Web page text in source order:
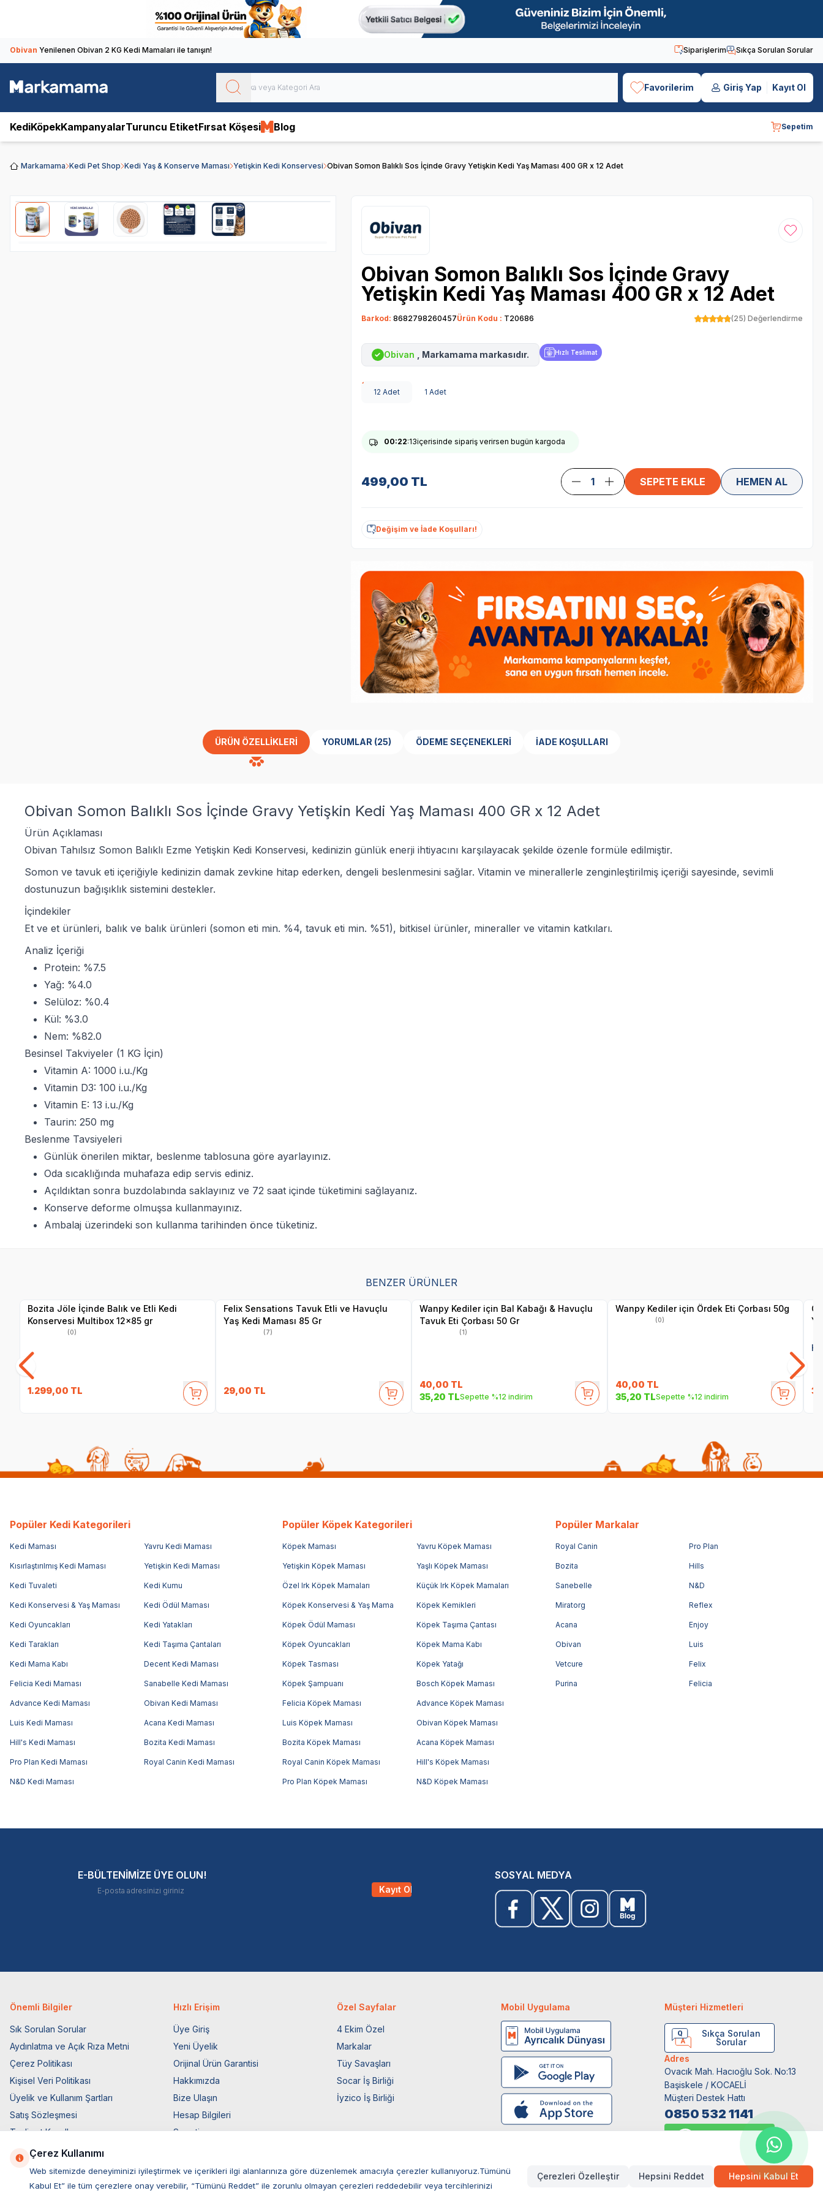
Obivan Yenilenen Obivan 2 KG Kedi Mamaları ile tanışın! Siparişlerim Sıkça Sorulan Sorular
Favorilerim Giriş Yap Kayıt Ol
KediKöpekKampanyalarTuruncu EtiketFırsat Köşesi Blog Sepetim
Markamama Kedi Pet Shop Kedi Yaş & Konserve Maması Yetişkin Kedi Konservesi Obivan Somon Balıklı Sos İçinde Gravy Yetişkin Kedi Yaş Maması 400 GR x 12 Adet
Favoriye
Obivan Somon Balıklı Sos İçinde Gravy
Yetişkin Kedi Yaş Maması 400 GR x 12 Adet
Barkod: 8682798260457Ürün Kodu : T20686 (25) Değerlendirme
✓ Obivan , Markamama markasıdır. Hızlı Teslimat
12 Adet 1 Adet
00:22:12içerisinde sipariş verirsen bugün kargoda
499,00 TL SEPETE EKLE HEMEN AL
Değişim ve İade Koşulları!
ÜRÜN ÖZELLIKLERI YORUMLAR (25) ÖDEME SEÇENEKLERI İADE KOŞULLARI
Obivan Somon Balıklı Sos İçinde Gravy Yetişkin Kedi Yaş Maması 400 GR x 12 Adet
Ürün Açıklaması
Obivan Tahılsız Somon Balıklı Ezme Yetişkin Kedi Konservesi, kedinizin günlük enerji ihtiyacını karşılayacak şekilde özenle formüle edilmiştir.
Somon ve tavuk eti içeriğiyle kedinizin damak zevkine hitap ederken, dengeli beslenmesini sağlar. Vitamin ve minerallerle zenginleştirilmiş içeriği sayesinde, sevimli
dostunuzun bağışıklık sistemini destekler.
İçindekiler
Et ve et ürünleri, balık ve balık ürünleri (somon eti min. %4, tavuk eti min. %51), bitkisel ürünler, mineraller ve vitamin katkıları.
Analiz İçeriği
Protein: %7.5
Yağ: %4.0
Selüloz: %0.4
Kül: %3.0
Nem: %82.0
Besinsel Takviyeler (1 KG İçin)
Vitamin A: 1000 i.u./Kg
Vitamin D3: 100 i.u./Kg
Vitamin E: 13 i.u./Kg
Taurin: 250 mg
Beslenme Tavsiyeleri
Günlük önerilen miktar, beslenme tablosuna göre ayarlayınız.
Oda sıcaklığında muhafaza edip servis ediniz.
Açıldıktan sonra buzdolabında saklayınız ve 72 saat içinde tüketimini sağlayanız.
Konserve deforme olmuşsa kullanmayınız.
Ambalaj üzerindeki son kullanma tarihinden önce tüketiniz.
BENZER ÜRÜNLER
Bozita Jöle İçinde Balık ve Etli Kedi
Konservesi Multibox 12x85 gr
(0)
1.299,00 TL
Felix Sensations Tavuk Etli ve Havuçlu
Yaş Kedi Maması 85 Gr
(7)
29,00 TL
Wanpy Kediler için Bal Kabağı & Havuçlu
Tavuk Eti Çorbası 50 Gr
(1)
40,00 TL
35,20 TLSepette %12 indirim
Wanpy Kediler için Ördek Eti Çorbası 50g
(0)
40,00 TL
35,20 TLSepette %12 indirim
Popüler Kedi Kategorileri
Kedi Maması Yavru Kedi Maması
Kısırlaştırılmış Kedi Maması Yetişkin Kedi Maması
Kedi Tuvaleti Kedi Kumu
Kedi Konservesi & Yaş Maması Kedi Ödül Maması
Kedi Oyuncakları Kedi Yatakları
Kedi Tarakları Kedi Taşıma Çantaları
Kedi Mama Kabı Decent Kedi Maması
Felicia Kedi Maması Sanabelle Kedi Maması
Advance Kedi Maması Obivan Kedi Maması
Luis Kedi Maması Acana Kedi Maması
Hill's Kedi Maması Bozita Kedi Maması
Pro Plan Kedi Maması Royal Canin Kedi Maması
N&D Kedi Maması
Popüler Köpek Kategorileri
Köpek Maması Yavru Köpek Maması
Yetişkin Köpek Maması Yaşlı Köpek Maması
Özel Irk Köpek Mamaları Küçük Irk Köpek Mamaları
Köpek Konservesi & Yaş Mama Köpek Kemikleri
Köpek Ödül Maması Köpek Taşıma Çantası
Köpek Oyuncakları Köpek Mama Kabı
Köpek Tasması Köpek Yatağı
Köpek Şampuanı Bosch Köpek Maması
Felicia Köpek Maması Advance Köpek Maması
Luis Köpek Maması Obivan Köpek Maması
Bozita Köpek Maması Acana Köpek Maması
Royal Canin Köpek Maması Hill's Köpek Maması
Pro Plan Köpek Maması N&D Köpek Maması
Popüler Markalar
Royal Canin Pro Plan
Bozita Hills
Sanebelle N&D
Miratorg Reflex
Acana Enjoy
Obivan Luis
Vetcure Felix
Purina Felicia
E-BÜLTENİMİZE ÜYE OLUN!
Kayıt Ol
SOSYAL MEDYA
Önemli Bilgiler
Sık Sorulan Sorular
Aydınlatma ve Açık Rıza Metni
Çerez Politikası
Kişisel Veri Politikası
Üyelik ve Kullanım Şartları
Satış Sözleşmesi
Teslimat Koşulları
Ticari Elektronik İzin
Elektronik İleti Aydınlatma Metni
Hızlı Erişim
Üye Giriş
Yeni Üyelik
Orijinal Ürün Garantisi
Hakkımızda
Bize Ulaşın
Hesap Bilgileri
Sepetim
Müşteri Hizmetleri
Özel Sayfalar
4 Ekim Özel
Markalar
Tüy Savaşları
Socar İş Birliği
İyzico İş Birliği
Mobil Uygulama Müşteri Hizmetleri
Sıkça Sorulan
Sorular
Adres
Ovacık Mah. Hacıoğlu Sok. No:13
Başiskele / KOCAELİ
Müşteri Destek Hattı
0850 532 1141
WhatsApp Destek
0554 871 66 20
Çerez Kullanımı
Web sitemizde deneyiminizi iyileştirmek ve içerikleri ilgi alanlarınıza göre düzenlemek amacıyla çerezler kullanıyoruz.Tümünü
Kabul Et” ile tüm çerezlere onay verebilir, “Tümünü Reddet” ile zorunlu olmayan çerezleri reddedebilir veya tercihlerinizi
Çerezleri Özelleştir Hepsini Reddet Hepsini Kabul Et